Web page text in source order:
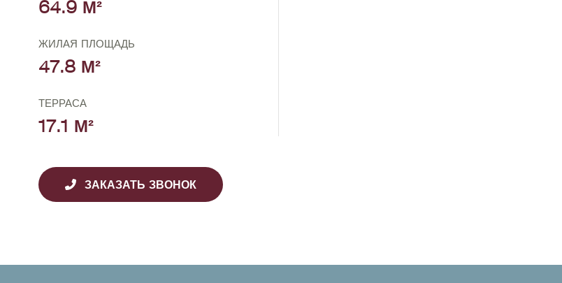
64.9 М²
ЖИЛАЯ ПЛОЩАДЬ
47.8 М²
ТЕРРАСА
17.1 М²
ЗАКАЗАТЬ ЗВОНОК